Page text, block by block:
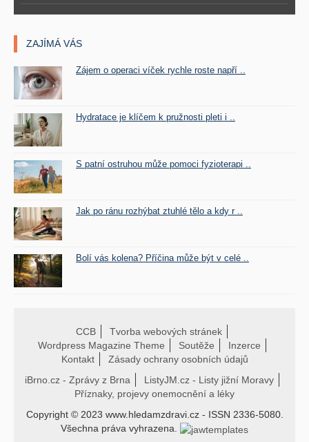
ZAJÍMÁ VÁS
Zájem o operaci víček rychle roste napří ..
Hydratace je klíčem k pružnosti pleti i ..
S patní ostruhou může pomoci fyzioterapi ..
Jak po ránu rozhýbat ztuhlé tělo a kdy r ..
Bolí vás kolena? Příčina může být v celé ..
CCB
Tvorba webových stránek
Wordpress Magazine Theme
Soutěže
Inzerce
Kontakt
Zásady ochrany osobních údajů
iBrno.cz - Zprávy z Brna
ListyJM.cz - Listy jižní Moravy
Příznaky, projevy onemocnění a léky
Copyright © 2023 www.hledamzdravi.cz - ISSN 2336-5080.
Všechna práva vyhrazena.